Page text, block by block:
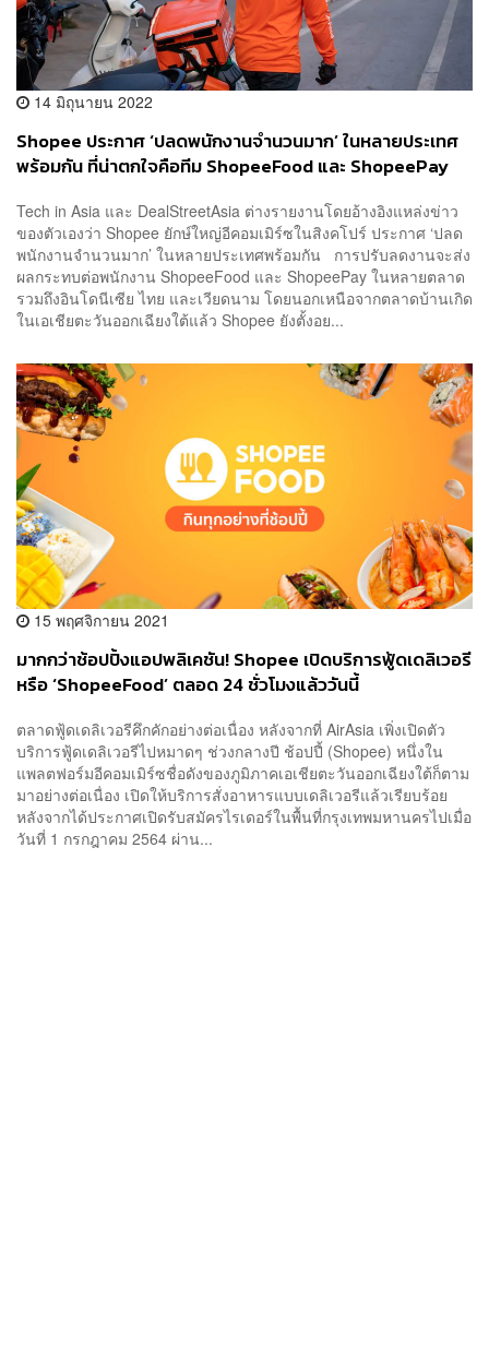
14 มิถุนายน 2022
Shopee ประกาศ ‘ปลดพนักงานจำนวนมาก’ ในหลายประเทศ
พร้อมกัน ที่น่าตกใจคือทีม ShopeeFood และ ShopeePay
Tech in Asia และ DealStreetAsia ต่างรายงานโดยอ้างอิงแหล่งข่าว
ของตัวเองว่า Shopee ยักษ์ใหญ่อีคอมเมิร์ซในสิงคโปร์ ประกาศ ‘ปลด
พนักงานจำนวนมาก’ ในหลายประเทศพร้อมกัน การปรับลดงานจะส่ง
ผลกระทบต่อพนักงาน ShopeeFood และ ShopeePay ในหลายตลาด
รวมถึงอินโดนีเซีย ไทย และเวียดนาม โดยนอกเหนือจากตลาดบ้านเกิด
ในเอเชียตะวันออกเฉียงใต้แล้ว Shopee ยังตั้งอย...
15 พฤศจิกายน 2021
มากกว่าช้อปปิ้งแอปพลิเคชัน! Shopee เปิดบริการฟู้ดเดลิเวอรี
หรือ ‘ShopeeFood’ ตลอด 24 ชั่วโมงแล้ววันนี้
ตลาดฟู้ดเดลิเวอรีคึกคักอย่างต่อเนื่อง หลังจากที่ AirAsia เพิ่งเปิดตัว
บริการฟู้ดเดลิเวอรีไปหมาดๆ ช่วงกลางปี ช้อปปี้ (Shopee) หนึ่งใน
แพลตฟอร์มอีคอมเมิร์ซชื่อดังของภูมิภาคเอเชียตะวันออกเฉียงใต้ก็ตาม
มาอย่างต่อเนื่อง เปิดให้บริการสั่งอาหารแบบเดลิเวอรีแล้วเรียบร้อย
หลังจากได้ประกาศเปิดรับสมัครไรเดอร์ในพื้นที่กรุงเทพมหานครไปเมื่อ
วันที่ 1 กรกฎาคม 2564 ผ่าน...